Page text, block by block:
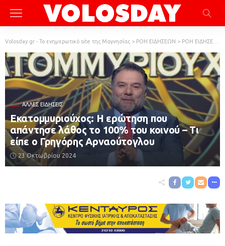
Volosday.gr - Το ενημερωτικό site της Μαγνησίας > ΡΟΗ ΕΙΔΗΣΕΩΝ > ΡΟΗ ΕΙΔΗΣΕΩΝ
ΆΛΛΕΣ ΕΙΔΉΣΕΙΣ
Εκατομμυριούχος: Η ερώτηση που
απάντησε λάθος το 100% του κοινού – Τι
είπε ο Γρηγόρης Αρναούτογλου
23 Οκτωβρίου 2024